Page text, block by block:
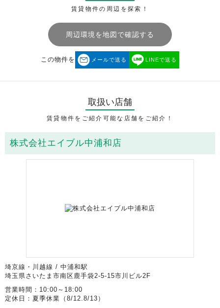
賃貸物件の周辺を探索！
周辺環境を地図で確認する
この物件を メールで送る LINEで送る
取扱い店舗
賃貸物件をご紹介可能な店舗をご紹介！
株式会社エイブル中浦和店
埼京線・川越線 / 中浦和駅
埼玉県さいたま市南区鹿手袋2-5-15市川ビル2F
営業時間：10:00～18:00
定休日：夏季休業（8/12.8/13）